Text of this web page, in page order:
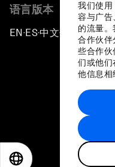
我们使用
容与广告
的流量
合作伙伴
些合作伙
们或他们
他信息相
语言版本
EN ▪ES▪中文▪ 日本語